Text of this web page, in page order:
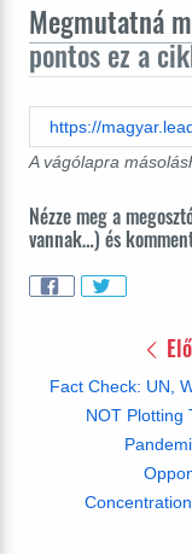
Megmutatná
pontos ez a
A vágólapra
Nézze meg a
vannak…) és
Fact Check: UN,
NOT Plotting